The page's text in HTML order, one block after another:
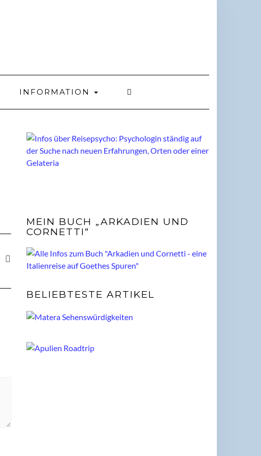
INFORMATION
MEIN BUCH „ARKADIEN UND
CORNETTI“
BELIEBTESTE ARTIKEL